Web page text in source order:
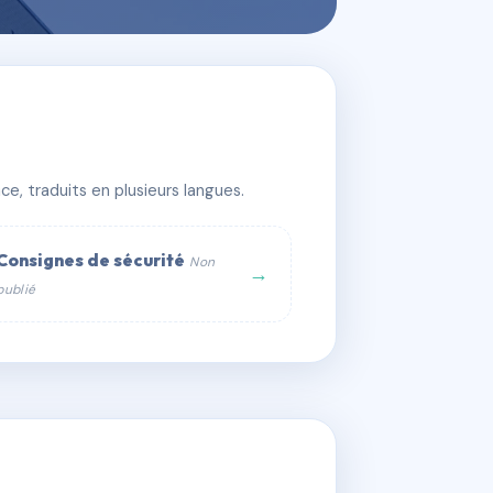
traduits en plusieurs langues.
de sécurité Non
→